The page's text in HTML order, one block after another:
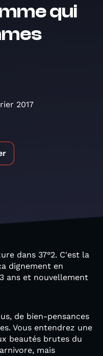
qui
2017
dans 37°2. C'est la
dignement en
ans et nouvellement
de bien-pensances
Vous entendrez une
beautés brutes du
mais